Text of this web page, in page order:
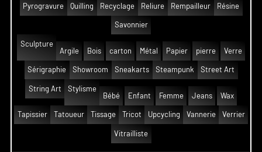
Pyrogravure Quilling Recyclage Reliure Rempailleur Résine
Savonnier
Sculpture
Argile
Bois carton Métal Papier pierre Verre
Sérigraphie Showroom Sneakarts Steampunk Street Art
String Art
Stylisme
Bébé
Enfant Femme Jeans Wax
Tapissier Tatoueur Tissage Tricot Upcycling Vannerie Verrier
Vitrailliste